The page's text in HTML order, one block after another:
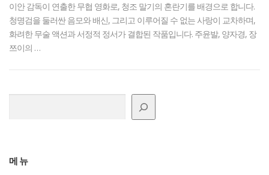
이안 감독이 연출한 무협 영화로, 청조 말기의 혼란기를 배경으로 합니다.
청명검을 둘러싼 음모와 배신, 그리고 이루어질 수 없는 사랑이 교차하며,
화려한 무술 액션과 서정적 정서가 결합된 작품입니다. 주윤발, 양자경, 장
쯔이의 …
메뉴